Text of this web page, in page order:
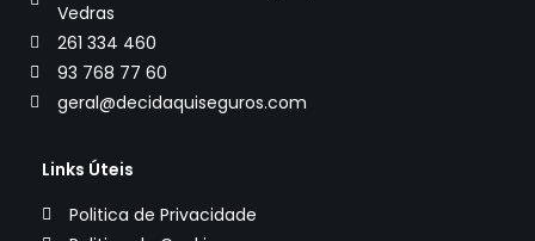
Vedras
261 334 460
93 768 77 60
geral@decidaquiseguros.com
Links Úteis
Politica de Privacidade